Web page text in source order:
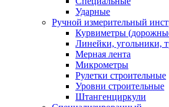
Ударные
Ручной измерительный
Курвиметры
Линейки, угольники,
Мерная лента
Микрометры
Рулетки строительные
Уровни строительные
Штангенциркули